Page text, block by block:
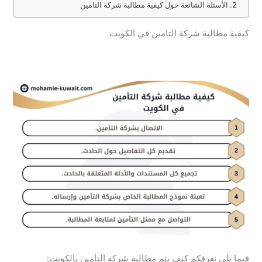
الأسئلة الشائعة حول كيفية مطالبة شركة التامين
كيفية مطالبة شركة التامين في الكويت
فيما يلي نعرفكم كيف يتم مطالبة شركة التأمين بالكويت: